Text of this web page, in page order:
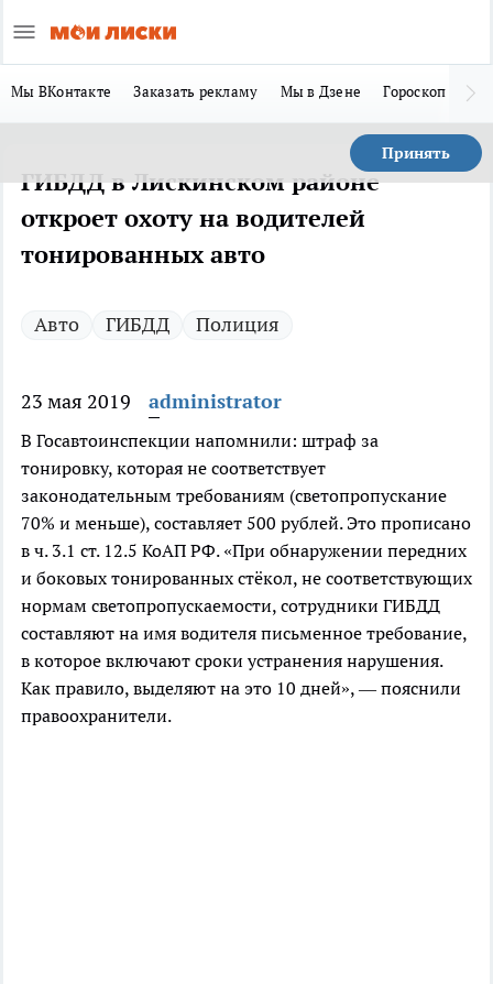
Мы ВКонтакте Заказать рекламу Мы в Дзене Гороскоп
Принять
ГИБДД в Лискинском районе
откроет охоту на водителей
тонированных авто
Авто ГИБДД Полиция
23 мая 2019 administrator
В Госавтоинспекции напомнили: штраф за
тонировку, которая не соответствует
законодательным требованиям (светопропускание
70% и меньше), составляет 500 рублей. Это прописано
в ч. 3.1 ст. 12.5 КоАП РФ. «При обнаружении передних
и боковых тонированных стёкол, не соответствующих
нормам светопропускаемости, сотрудники ГИБДД
составляют на имя водителя письменное требование,
в которое включают сроки устранения нарушения.
Как правило, выделяют на это 10 дней», — пояснили
правоохранители.